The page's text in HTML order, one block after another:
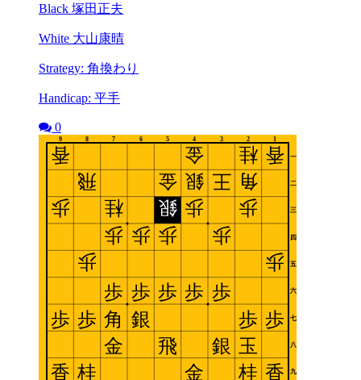
Black 塚田正夫
White 大山康晴
Strategy: 角換わり
Handicap: 平手
0